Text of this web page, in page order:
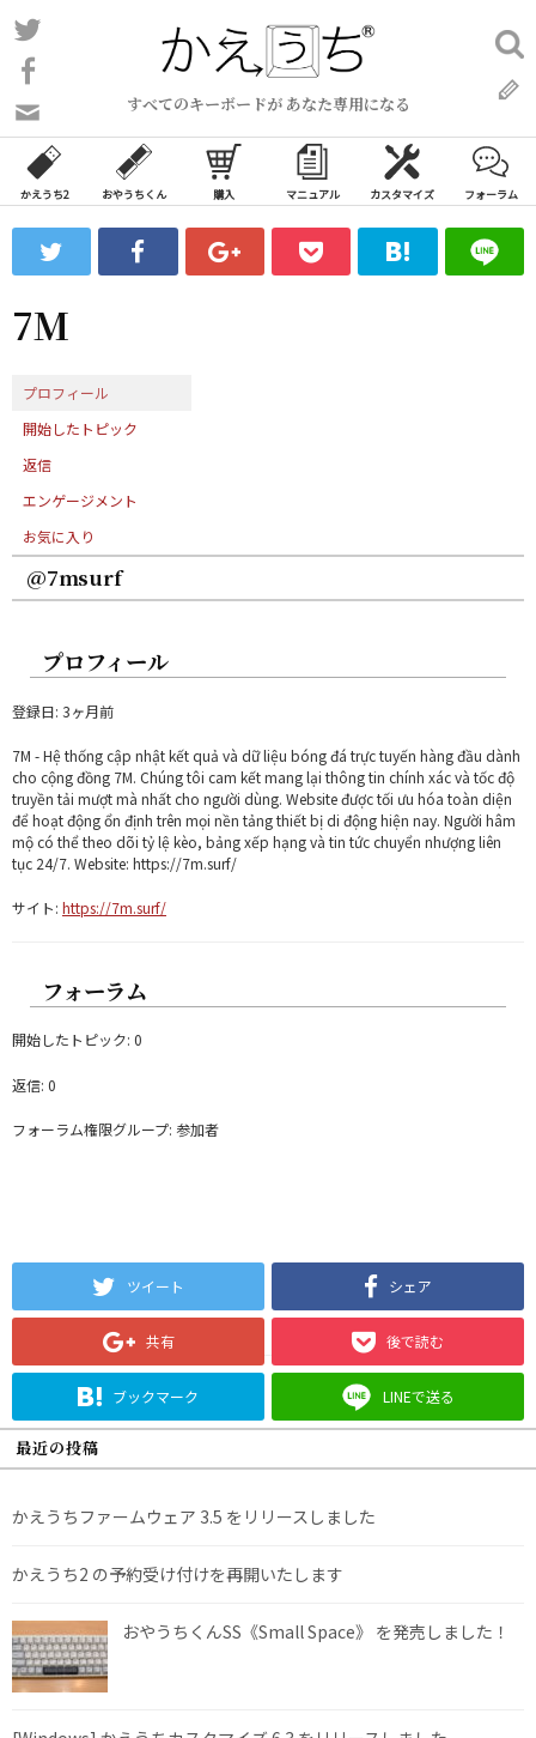
コ
ン
ン
ツ
ス
ッ
プ
すべてのキーボードが あなた専用になる
い
合
わ
フ
ォ
ム
検
索:
かえうち2 おやうちくん 購入 マニュアル カスタマイズ フォーラム
7M
プロフィール
開始したトピック
返信
エンゲージメント
お気に入り
@7msurf
プロフィール
登録日: 3ヶ月前
7M - Hệ thống cập nhật kết quả và dữ liệu bóng đá trực tuyến hàng đầu dành
cho cộng đồng 7M. Chúng tôi cam kết mang lại thông tin chính xác và tốc độ
truyền tải mượt mà nhất cho người dùng. Website được tối ưu hóa toàn diện
để hoạt động ổn định trên mọi nền tảng thiết bị di động hiện nay. Người hâm
mộ có thể theo dõi tỷ lệ kèo, bảng xếp hạng và tin tức chuyển nhượng liên
tục 24/7. Website: https://7m.surf/
サイト: https://7m.surf/
フォーラム
開始したトピック: 0
返信: 0
フォーラム権限グループ: 参加者
ツイート シェア
共有 後で読む
ブックマーク LINEで送る
最近の投稿
かえうちファームウェア 3.5 をリリースしました
かえうち2 の予約受け付けを再開いたします
おやうちくんSS《Small Space》 を発売しました！